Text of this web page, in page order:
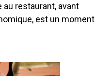
au restaurant, avant
est un moment